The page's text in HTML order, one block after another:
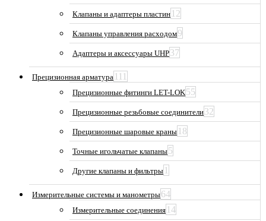
Клапаны и адаптеры пластин 12
Клапаны управления расходом9
Адаптеры и аксессуары UHP37
Прецизионная арматура 111
Прецизионные фитинги LET-LOK55
Прецизионные резьбовые соединители32
Прецизионные шаровые краны 18
Точные игольчатые клапаны5
Другие клапаны и фильтры 1
Измерительные системы и манометры64
Измерительные соединения 14